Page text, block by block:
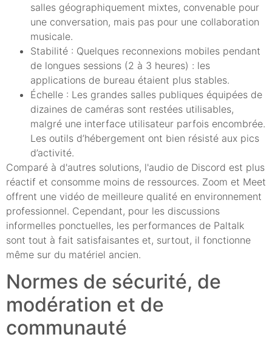
salles géographiquement mixtes, convenable pour
une conversation, mais pas pour une collaboration
musicale.
Stabilité : Quelques reconnexions mobiles pendant
de longues sessions (2 à 3 heures) : les
applications de bureau étaient plus stables.
Échelle : Les grandes salles publiques équipées de
dizaines de caméras sont restées utilisables,
malgré une interface utilisateur parfois encombrée.
Les outils d’hébergement ont bien résisté aux pics
d’activité.
Comparé à d'autres solutions, l'audio de Discord est plus
réactif et consomme moins de ressources. Zoom et Meet
offrent une vidéo de meilleure qualité en environnement
professionnel. Cependant, pour les discussions
informelles ponctuelles, les performances de Paltalk
sont tout à fait satisfaisantes et, surtout, il fonctionne
même sur du matériel ancien.
Normes de sécurité, de
modération et de
communauté